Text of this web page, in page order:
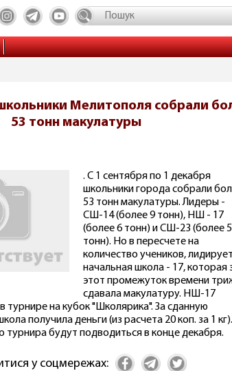
Мелитополя собрали
53 тонн макулатуры
. С 1 сентября по 1 декабря
школьники города собрали
53 тонн макулатуры. Лидеры -
СШ-14 (более 9 тонн), НШ - 17
(более 6 тонн) и СШ-23 (более 5
тонн). Но в пересчете на
количество учеников,
начальная школа - 17, которая
этот промежуток времени
сдавала макулатуру. НШ-17
турнире на кубок "Школярика". За сданную
получила деньги (из расчета 20 коп. за 1
турнира будут подводиться в конце декабря.
у соцмережах: